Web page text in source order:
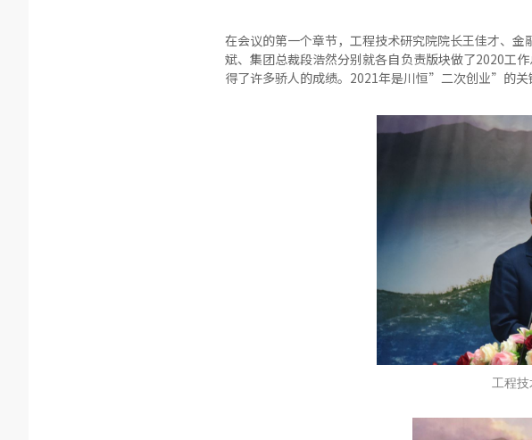
在会议的第一个章节，工程技术研究院院长王佳才、
斌、集团总裁段浩然分别就各自负责版块做了2020工
得了许多骄人的成绩。2021年是川恒”二次创业”的
工程